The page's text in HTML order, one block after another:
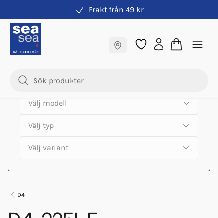
Frakt från 49 kr
Samma pris online & i butik
Hitta rätt produkter till din båtmotor
D4